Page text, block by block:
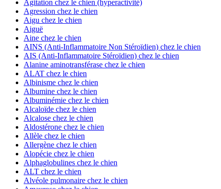
Agitation chez le chien (hyperactivité)
Agression chez le chien
Aigu chez le chien
Aiguë
Aine chez le chien
AINS (Anti-Inflammatoire Non Stéroïdien) chez le chien
AIS (Anti-Inflammatoire Stéroïdien) chez le chien
Alanine aminotransférase chez le chien
ALAT chez le chien
Albinisme chez le chien
Albumine chez le chien
Albuminémie chez le chien
Alcaloïde chez le chien
Alcalose chez le chien
Aldostérone chez le chien
Allèle chez le chien
Allergène chez le chien
Alopécie chez le chien
Alphaglobulines chez le chien
ALT chez le chien
Alvéole pulmonaire chez le chien